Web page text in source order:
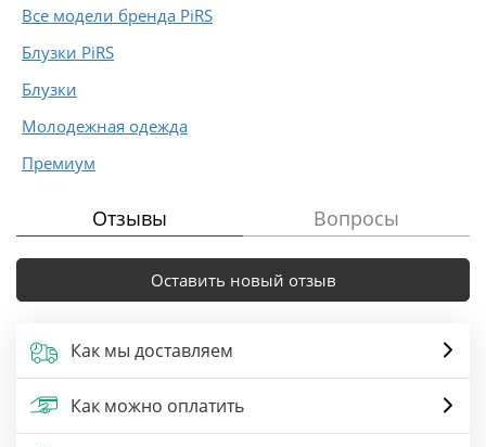
Все модели бренда PiRS
Блузки PiRS
Блузки
Молодежная одежда
Премиум
Отзывы Вопросы
Оставить новый отзыв
Как мы доставляем
Как можно оплатить